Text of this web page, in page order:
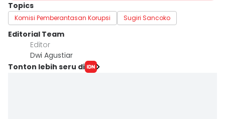
Topics
Komisi Pemberantasan Korupsi Sugiri Sancoko
Editorial Team
Editor
Dwi Agustiar
Tonton lebih seru di